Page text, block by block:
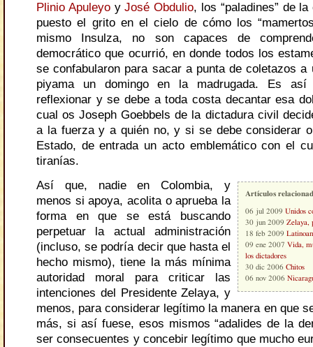
Plinio ApuleyoyJosé Obdulio, los “paladines” de
puesto el grito en el cielo de cómo los
mismo Insulza, no son capaces de
democrático que ocurrió, en donde todos los
se confabularon para sacar a punta de coletazos a
piyama un domingo en la madrugada. Es
reflexionar y se debe a toda costa decantar esa
cual os Joseph Goebbels de la dictadura civil
a la fuerza y a quién no, y si se debe considerar
Estado, de entrada un acto emblemático con el
tiranías.
Artículos
06 jul 2009 Unidos
30 jun 2009 Zelaya,
18 feb 2009
09 ene 2007 Vida,
los dictadores
30 dic 2006 Chitos
06 nov 2006
Así que, nadie en Colombia, y
menos si apoya, acolita o aprueba la
forma en que se está buscando
perpetuar la actual administración
(incluso, se podría decir que hasta el
hecho mismo), tiene la más mínima
autoridad moral para criticar las
intenciones del Presidente Zelaya, y
menos, para considerar legítimo la manera en que
más, si así fuese, esos mismos “adalides de la
ser consecuentes y concebir legítimo que mucho